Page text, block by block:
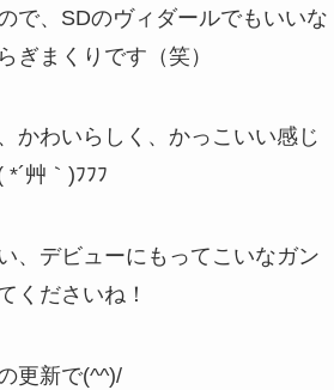
で、SDのヴィダールでもいいな
ぎまくりです（笑）
かわいらしく、かっこいい感じ
艸｀)ﾌﾌﾌ
、デビューにもってこいなガン
くださいね！
更新で(^^)/